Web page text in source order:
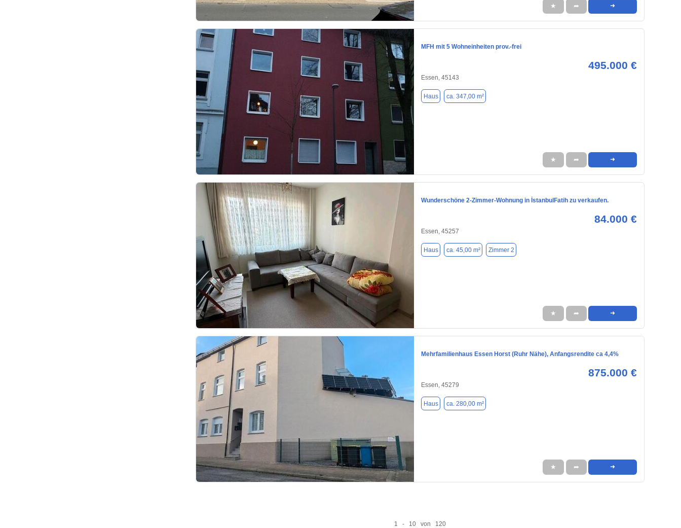
1 / 19
★ ➦ ➜
1 / 1
MFH mit 5 Wohneinheiten prov.-frei
495.000 €
Essen, 45143
Haus ca. 347,00 m²
★ ➦ ➜
Wunderschöne 2-Zimmer-Wohnung in İstanbulFatih zu verkaufen.
84.000 €
Essen, 45257
Haus ca. 45,00 m² Zimmer 2
★ ➦ ➜
1 / 10
Mehrfamilienhaus Essen Horst (Ruhr Nähe), Anfangsrendite ca 4,4%
875.000 €
Essen, 45279
Haus ca. 280,00 m²
★ ➦ ➜
1 - 10 von 120